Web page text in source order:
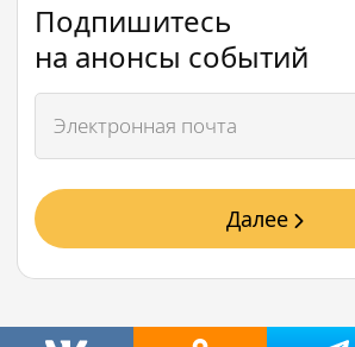
Подпишитесь
на анонсы событий
Далее